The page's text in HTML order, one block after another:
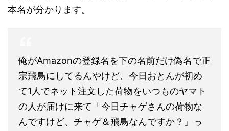
本名が分かります。
俺がAmazonの登録名を下の名前だけ偽名で正
宗飛鳥にしてるんやけど、今日おとんが初め
て1人でネット注文した荷物をいつものヤマト
の人が届けに来て「今日チャゲさんの荷物な
んですけど、チャゲ＆飛鳥なんですか？」っ